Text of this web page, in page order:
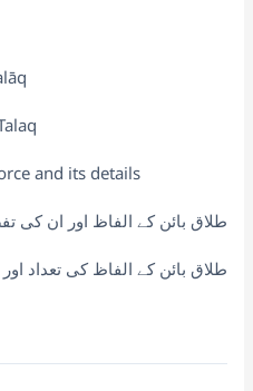
and its details
طلاق بائن کے الفاظ اور ان کی
طلاق بائن کے الفاظ کی تعداد